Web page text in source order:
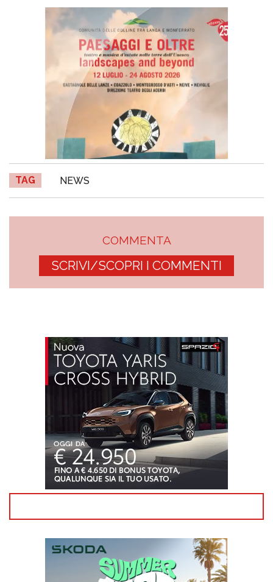
TAG NEWS
COMMENTA
SCRIVI/SCOPRI I COMMENTI